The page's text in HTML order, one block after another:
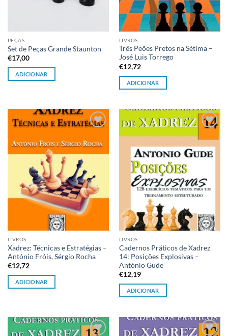
PEÇAS
Set de Peças Grande Staunton
€17,00
ADICIONAR
LIVROS
Três Peões Pretos na Sétima –
José Luis Torrego
€12,72
ADICIONAR
à lista de
desejos
LIVROS
Xadrez: Técnicas e Estratégias –
António Fróis, Sérgio Rocha
€12,72
ADICIONAR
Adicionar
à lista de
desejos
LIVROS
Cadernos Práticos de Xadrez
14: Posições Explosivas –
António Gude
€12,19
ADICIONAR